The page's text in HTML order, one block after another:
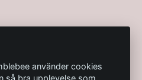
använder cookies